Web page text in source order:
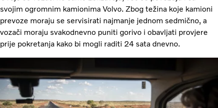
svojim ogromnim kamionima Volvo. Zbog težina koje kamioni
prevoze moraju se servisirati najmanje jednom sedmično, a
vozači moraju svakodnevno puniti gorivo i obavljati provjere
prije pokretanja kako bi mogli raditi 24 sata dnevno.